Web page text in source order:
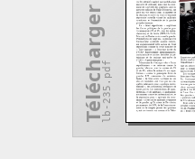
lb-235.pdf